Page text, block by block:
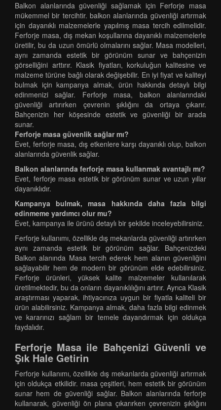
Balkon alanlarında güvenliği sağlamak için Ferforje masa
mükemmel bir tercihtir. balkon alanlarında güvenliği artırmak
için dayanıklı malzemelerle yapılmış masa tercih edilmelidir.
Ferforje masa, dış mekan koşullarına dayanıklı malzemelerle
üretilir, bu da uzun ömürlü olmalarını sağlar. Masa modelleri,
aynı zamanda estetik bir görünüm sunar ve bahçenizin
görselliğini arttırır. Klasik fiyatları, korkuluğun kalitesine ve
malzeme türüne bağlı olarak değişebilir. En iyi fiyat ve kaliteyi
bulmak için kampanya almak, ürün hakkında detaylı bilgi
edinmenizi sağlar. Ferforje masa, balkon alanlarındaki
güvenliği artırırken çevrenin şıklığını da ortaya çıkarır.
Bahçenizin her köşesinde estetik ve güvenliği bir arada
sunar.
Ferforje masa güvenlik sağlar mı?
Evet, ferforje masa, dış etkenlere karşı dayanıklı olup, balkon
alanlarında güvenlik sağlar.
Balkon alanlarında ferforje masa kullanmak avantajlı mı?
Evet, ferforje masa estetik bir görünüm sunar ve uzun yıllar
dayanıklıdır.
Kampanya bulmak, masa hakkında daha fazla bilgi
edinmeme yardımcı olur mu?
Evet, kampanya ile ürünü detaylı bir şekilde inceleyebilirsiniz.
Ferforje kullanımı, özellikle dış mekanlarda güvenliği artırırken
aynı zamanda estetik bir görünüm sağlar. Bahçenizdeki
Balkon alanında Masa tercih ederek hem alanın güvenliğini
sağlayabilir hem de modern bir görünüm elde edebilirsiniz.
Ferforje ürünleri, yüksek kalite malzemeler kullanılarak
üretilmektedir, bu da onların dayanıklılığını artırır. Ayrıca Klasik
araştırması yaparak, ihtiyacınıza uygun bir fiyatla kaliteli bir
ürün alabilirsiniz. Kampanya almak, daha fazla bilgi edinmek
ve kararınızı sağlam bir temele dayandırmak için oldukça
faydalıdır.
Ferforje Masa ile Bahçenizi Güvenli ve
Şık Hale Getirin
Ferforje kullanımı, özellikle dış mekanlarda güvenliği artırmak
için oldukça etkilidir. masa çeşitleri, hem estetik bir görünüm
sunar hem de güvenliği sağlar. Balkon alanlarında ferforje
kullanarak, güvenliği ön plana çıkarırken çevrenizin şıklığını